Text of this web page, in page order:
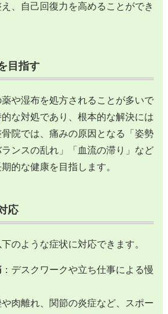
、自己回復力を高めることができ
目指す
や湿布を処方されることが多いで
な対処であり、根本的な解決には
院では、痛みの原因となる「姿勢
ンスの乱れ」「血流の滞り」など
的な健康を目指します。
応
のような症状に対応できます。
：デスクワークや立ち仕事による慢
肉離れ、関節の炎症など、スポー